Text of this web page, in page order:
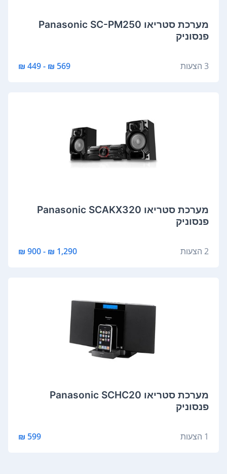
מערכת סטריאו Panasonic SC-PM250
פנסוניק
3 הצעות 569 ₪ - 449 ₪
מערכת סטריאו Panasonic SCAKX320
פנסוניק
2 הצעות 1,290 ₪ - 900 ₪
מערכת סטריאו Panasonic SCHC20
פנסוניק
1 הצעות 599 ₪